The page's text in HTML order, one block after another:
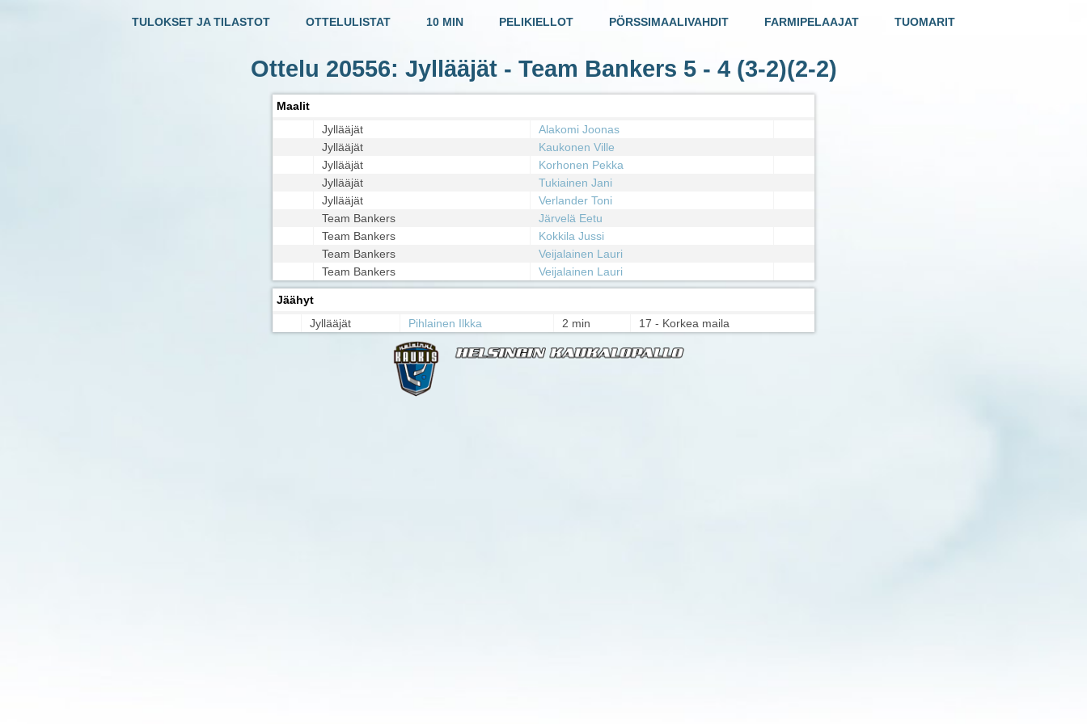
TULOKSET JA TILASTOT OTTELULISTAT 10 MIN PELIKIELLOT PÖRSSIMAALIVAHDIT FARMIPELAAJAT TUOMARIT
Ottelu 20556: Jyllääjät - Team Bankers 5 - 4(3-2)(2-2)
Maalit
Jyllääjät
Alakomi Joonas
Jyllääjät
Kaukonen Ville
Jyllääjät
Korhonen Pekka
Jyllääjät
Tukiainen Jani
Jyllääjät
Verlander Toni
Team Bankers
Järvelä Eetu
Team Bankers
Kokkila Jussi
Team Bankers
Veijalainen Lauri
Team Bankers
Veijalainen Lauri
Jäähyt
Jyllääjät
Pihlainen Ilkka 2 min 17 - Korkea maila